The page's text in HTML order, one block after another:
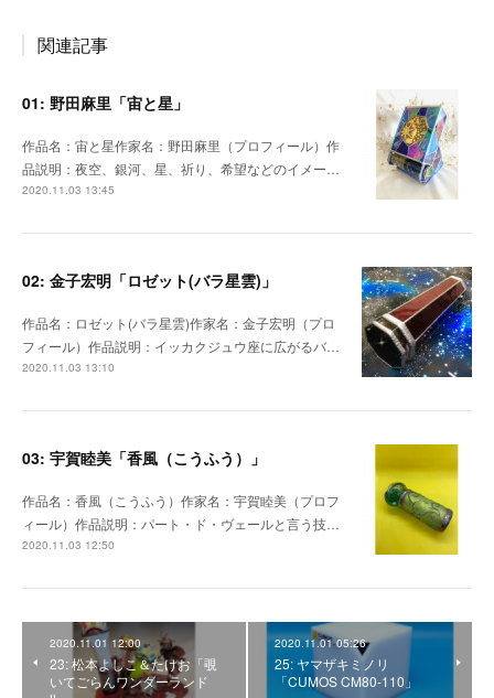
関連記事
01: 野田麻里「宙と星」
作品名：宙と星作家名：野田麻里（プロフィール）作
品説明：夜空、銀河、星、祈り、希望などのイメー…
2020.11.03 13:45
02: 金子宏明「ロゼット(バラ星雲)」
作品名：ロゼット(バラ星雲)作家名：金子宏明（プロ
フィール）作品説明：イッカクジュウ座に広がるバ…
2020.11.03 13:10
03: 宇賀睦美「香風（こうふう）」
作品名：香風（こうふう）作家名：宇賀睦美（プロフ
ィール）作品説明：パート・ド・ヴェールと言う技…
2020.11.03 12:50
2020.11.01 12:00
23: 松本よしこ＆たけお「覗
いてごらんワンダーランド
2020.11.01 05:26
25: ヤマザキミノリ
「CUMOS CM80-110」